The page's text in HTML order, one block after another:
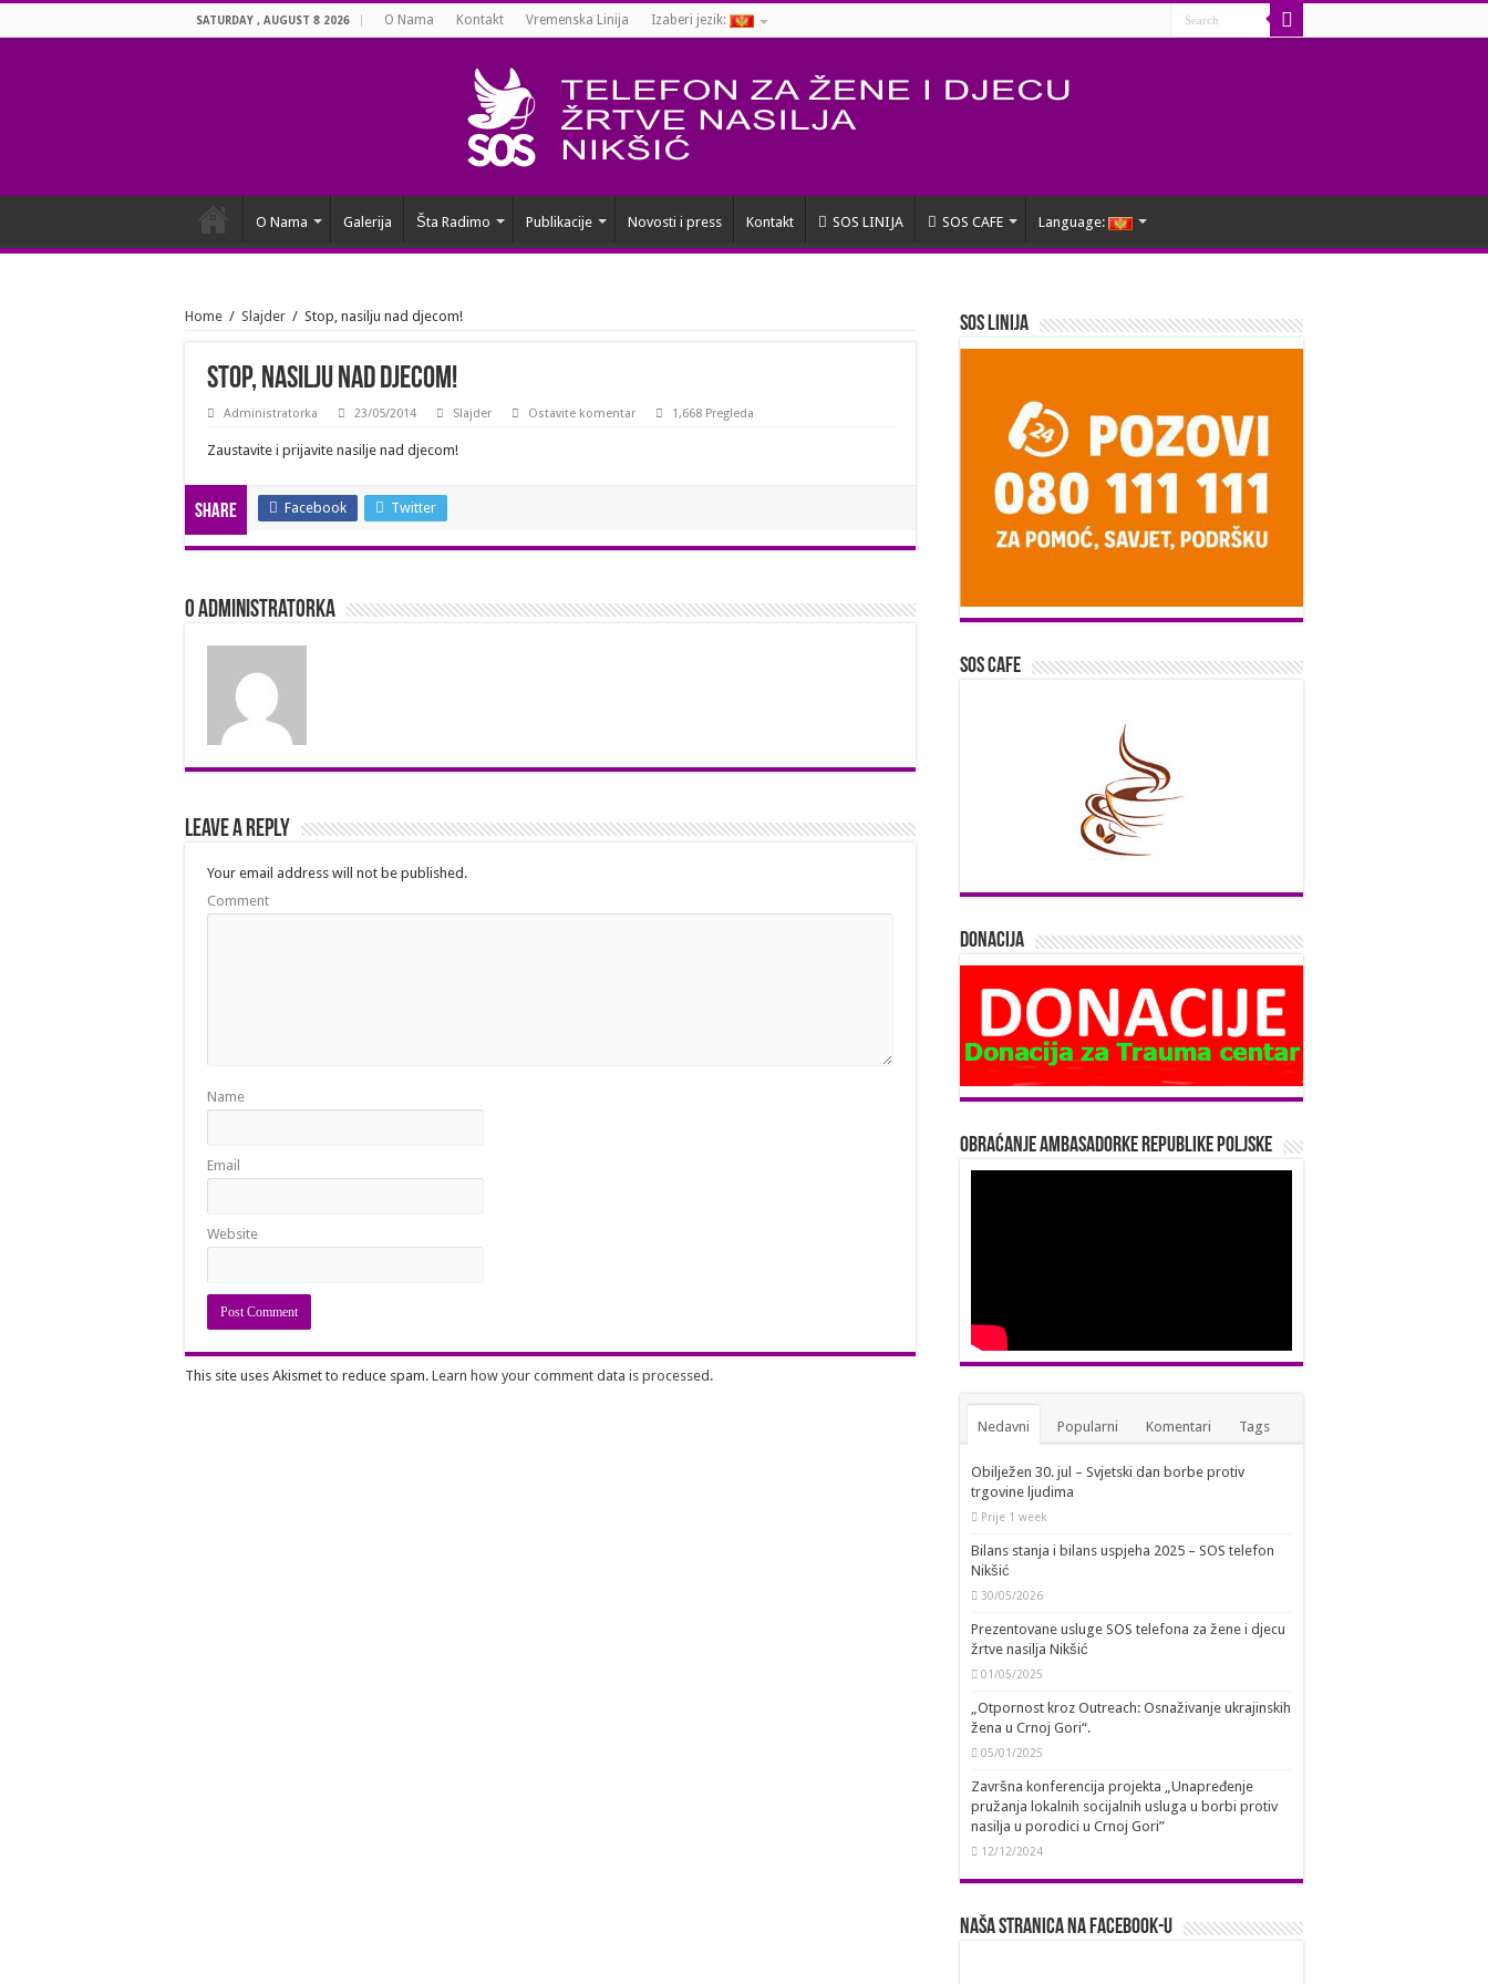
SATURDAY , AUGUST 8 2026 O Nama Kontakt Vremenska Linija Izaberi jezik:
O Nama Galerija Šta Radimo Publikacije Novosti i press Kontakt SOS LINIJA SOS CAFE Language:
Home / Slajder / Stop, nasilju nad djecom!
Stop, nasilju nad djecom!
Administratorka 23/05/2014 Slajder Ostavite komentar 1,668 Pregleda
Zaustavite i prijavite nasilje nad djecom!
Share Facebook Twitter
O Administratorka
Leave a Reply
Your email address will not be published.
Comment
Name
Email
Website
This site uses Akismet to reduce spam. Learn how your comment data is processed .
SOS Linija
SOS Cafe
Donacija
Obraćanje Ambasadorke Republike Poljske
Nedavni Popularni Komentari Tags
Obilježen 30. jul – Svjetski dan borbe protiv
trgovine ljudima
Prije 1 week
Bilans stanja i bilans uspjeha 2025 – SOS telefon
Nikšić
30/05/2026
Prezentovane usluge SOS telefona za žene i djecu
žrtve nasilja Nikšić
01/05/2025
„Otpornost kroz Outreach: Osnaživanje ukrajinskih
žena u Crnoj Gori“.
05/01/2025
Završna konferencija projekta „Unapređenje
pružanja lokalnih socijalnih usluga u borbi protiv
nasilja u porodici u Crnoj Gori”
12/12/2024
Naša stranica na Facebook-u